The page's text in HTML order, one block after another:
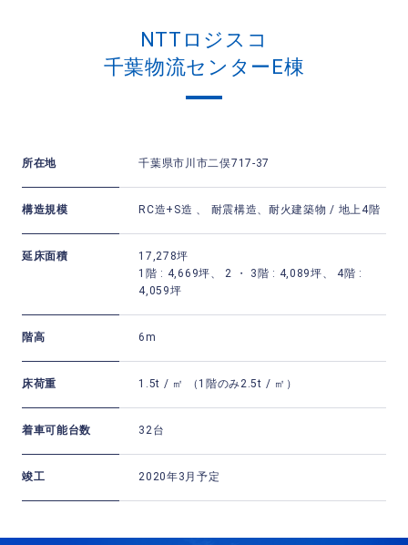
NTTロジスコ
千葉物流センターE棟
所在地 千葉県市川市二俣717-37
構造規模 RC造+S造 、 耐震構造、耐火建築物 / 地上4階
延床面積
17,278坪
1階 : 4,669坪、 2 ・ 3階 : 4,089坪、 4階 :
4,059坪
階高 6m
床荷重 1.5t / ㎡ （1階のみ2.5t / ㎡）
着車可能台数 32台
竣工 2020年3月予定